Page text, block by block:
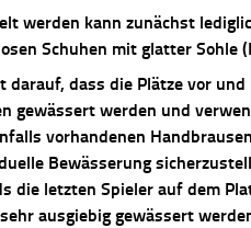
werden kann zunächst
Schuhen mit glatter Sohle
darauf, dass die Plätze vor und
gewässert werden und
vorhandenen
Bewässerung
die letzten Spieler auf dem
ausgiebig gewässert